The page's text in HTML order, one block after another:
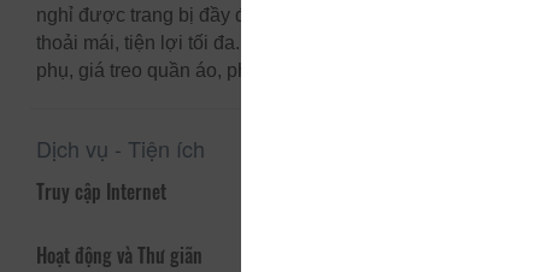
nghỉ được trang bị đầy đủ tiện nghi để đảm bảo sự
thoải mái, tiện lợi tối đa. Một số phòng có nhà vệ sinh
phụ, giá treo quần áo, phòng thay đồ, gương, dép.
Dịch vụ - Tiện ích
Truy cập Internet
Hoạt động và Thư giãn